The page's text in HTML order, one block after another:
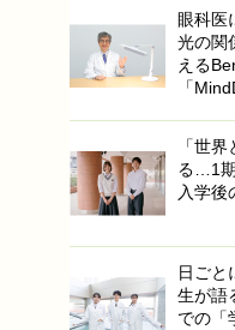
眼科医
光の関
える
「
「世
る…1
入学後
日ごと
生が語
での「